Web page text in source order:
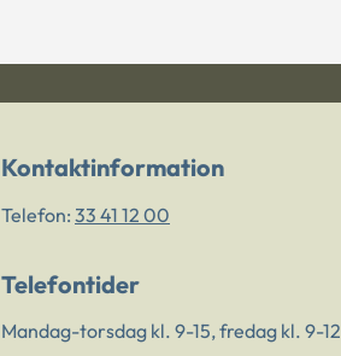
Kontaktinformation
Telefon: 33 41 12 00
Telefontider
Mandag-torsdag kl. 9-15, fredag kl. 9-12